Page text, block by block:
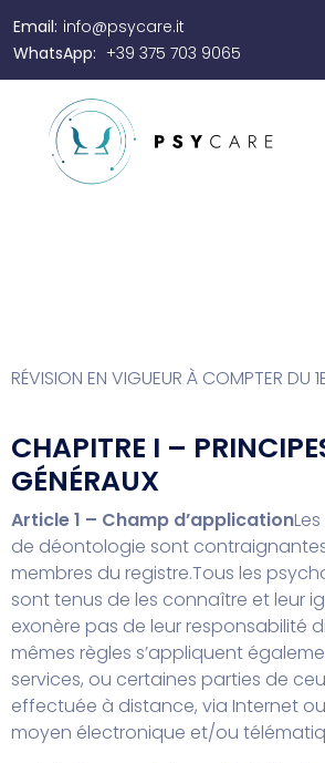
Email: info@psycare.it
WhatsApp: +39 375 703 9065
RÉVISION EN VIGUEUR À COMPTER DU
CHAPITRE I –
GÉNÉRAUX
Article 1 – Champ d’application
de déontologie sont
membres du registre.Tous les
sont tenus de les connaître et leur
exonère pas de leur responsabilité
mêmes règles s’appliquent
services, ou certaines parties de
effectuée à distance, via Internet
moyen électronique et/ou